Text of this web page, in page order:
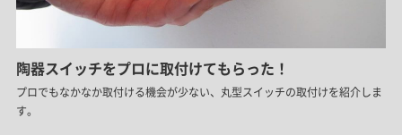
陶器スイッチをプロに取付けてもらった！
プロでもなかなか取付ける機会が少ない、丸型スイッチの取付けを紹介しま
す。